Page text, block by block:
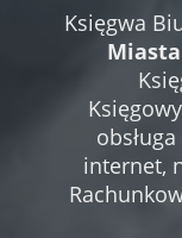
Księgwa
Miasta
internet,